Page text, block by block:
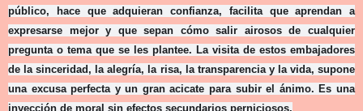
púb lico, hace que adquieran confianza, facilita que aprendan a
expresarse mejor y que sepan cómo salir airosos de cualquier
pregunta o tema que se les plantee. La visita de estos embajadores
de la sinceridad, la alegría, la risa, la transparencia y la vida, supone
una excusa perfecta y un gran acicate para subir el ánimo. Es una
inyección de moral sin efectos secundarios perniciosos.